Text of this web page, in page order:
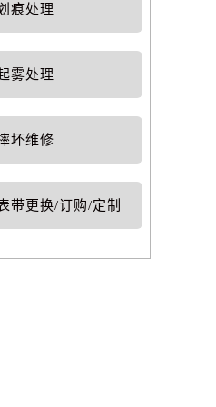
痕处理
雾处理
坏维修
带更换/订购/定制